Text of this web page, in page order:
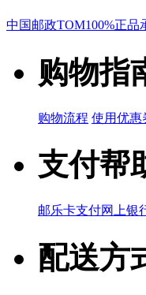
中国邮政TOM100%正品
购物指
购物流程 使用优惠
支付帮
邮乐卡支付网上银
配送方